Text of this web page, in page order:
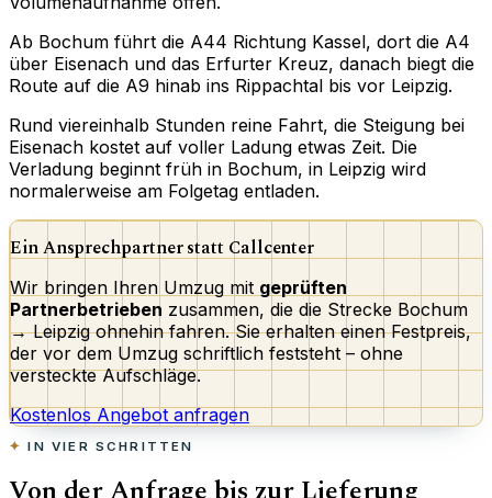
Ab Bochum führt die A44 Richtung Kassel, dort die A4
über Eisenach und das Erfurter Kreuz, danach biegt die
Route auf die A9 hinab ins Rippachtal bis vor Leipzig.
Rund viereinhalb Stunden reine Fahrt, die Steigung bei
Eisenach kostet auf voller Ladung etwas Zeit. Die
Verladung beginnt früh in Bochum, in Leipzig wird
normalerweise am Folgetag entladen.
Ein Ansprechpartner statt Callcenter
Wir bringen Ihren Umzug mit geprüften
Partnerbetrieben zusammen, die die Strecke Bochum
→ Leipzig ohnehin fahren. Sie erhalten einen Festpreis,
der vor dem Umzug schriftlich feststeht – ohne
versteckte Aufschläge.
Kostenlos Angebot anfragen
IN VIER SCHRITTEN